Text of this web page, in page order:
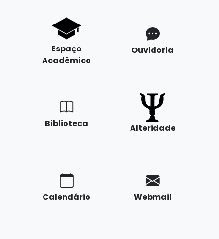
Espaço
Acadêmico
Ouvidoria
Biblioteca Alteridade
Calendário Webmail